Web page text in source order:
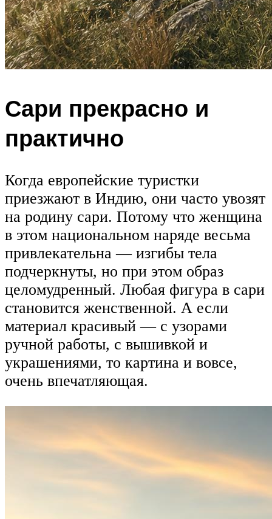
Сари прекрасно и
практично
Когда европейские туристки
приезжают в Индию, они часто увозят
на родину сари. Потому что женщина
в этом национальном наряде весьма
привлекательна — изгибы тела
подчеркнуты, но при этом образ
целомудренный. Любая фигура в сари
становится женственной. А если
материал красивый — с узорами
ручной работы, с вышивкой и
украшениями, то картина и вовсе,
очень впечатляющая.